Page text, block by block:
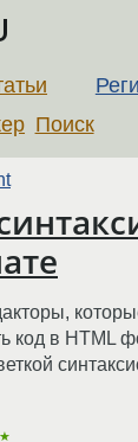
Поиск
код в HTML